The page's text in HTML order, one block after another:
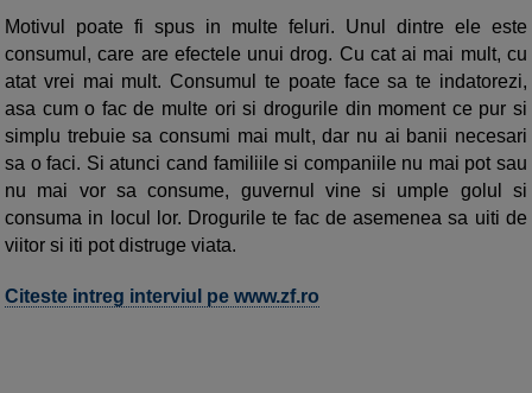
Motivul poate fi spus in multe feluri. Unul dintre ele este
consumul, care are efectele unui drog. Cu cat ai mai mult, cu
atat vrei mai mult. Consumul te poa­te face sa te indatorezi,
asa cum o fac de multe ori si drogurile din moment ce pur si
simplu trebuie sa consumi mai mult, dar nu ai banii necesari
sa o faci. Si atunci cand familiile si companiile nu mai pot sau
nu mai vor sa consume, gu­ver­nul vine si umple golul si
consuma in locul lor. Drogurile te fac de aseme­nea sa uiti de
viitor si iti pot distruge viata.
Citeste intreg interviul pe www.zf.ro